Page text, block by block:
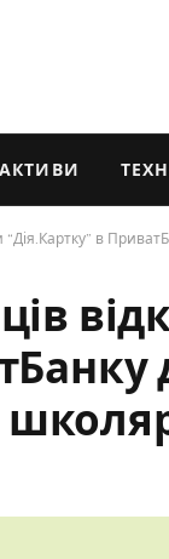
“Дія.Картку” в